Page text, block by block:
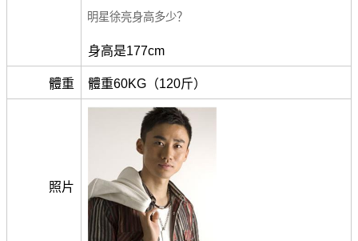
明星徐亮身高多少？
身高是177cm
體重 體重60KG（120斤）
照片